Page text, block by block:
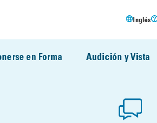
Inglés
en Forma Audición y Vista